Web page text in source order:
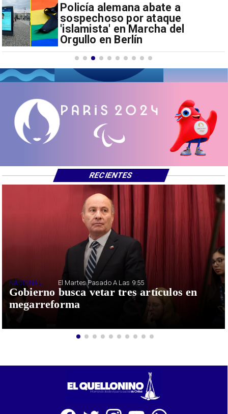
Terremotos en Venezuela: Cifra
de fallecidos se incrementa a
cerca de 5.400
Gobierno busca vetar tres artículos en
megarreforma
NACIONAL El Martes Pasado A Las 9:55
RECIENTES